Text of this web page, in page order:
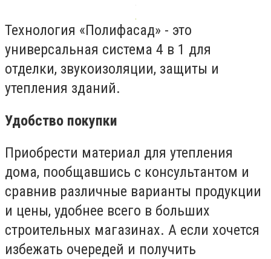
Технология «Полифасад» - это
универсальная система 4 в 1 для
отделки, звукоизоляции, защиты и
утепления зданий.
Удобство покупки
Приобрести материал для утепления
дома, пообщавшись с консультантом и
сравнив различные варианты продукции
и цены, удобнее всего в больших
строительных магазинах. А если хочется
избежать очередей и получить